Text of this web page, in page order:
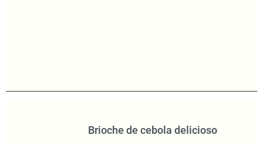
Brioche de cebola delicioso